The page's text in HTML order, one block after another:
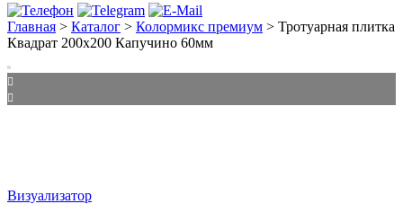
Главная > Каталог > Колормикс премиум > Тротуарная плитка
Квадрат 200х200 Капучино 60мм
Визуализатор